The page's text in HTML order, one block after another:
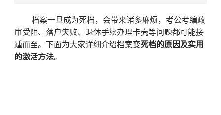
档案一旦成为死档，会带来诸多麻烦，考公考编政
审受阻、落户失败、退休手续办理卡壳等问题都可能接
踵而至。下面为大家详细介绍档案变死档的原因及实用
的激活方法。